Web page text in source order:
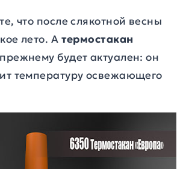
что после слякотной весны
лето. А термостакан
будет актуален: он
температуру освежающего